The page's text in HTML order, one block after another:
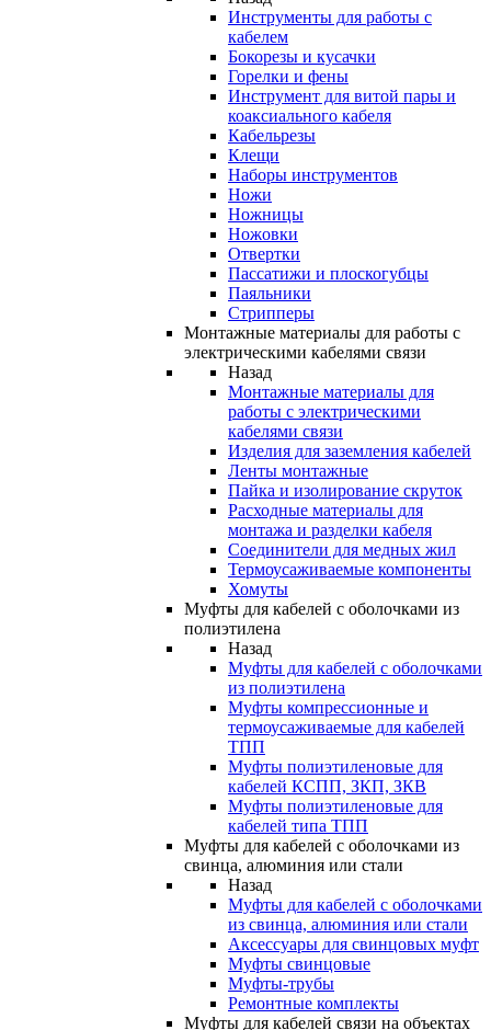
Инструменты для работы с
кабелем
Бокорезы и кусачки
Горелки и фены
Инструмент для витой пары и
коаксиального кабеля
Кабельрезы
Клещи
Наборы инструментов
Ножи
Ножницы
Ножовки
Отвертки
Пассатижи и плоскогубцы
Паяльники
Стрипперы
Монтажные материалы для работы с
электрическими кабелями связи
Назад
Монтажные материалы для
работы с электрическими
кабелями связи
Изделия для заземления кабелей
Ленты монтажные
Пайка и изолирование скруток
Расходные материалы для
монтажа и разделки кабеля
Соединители для медных жил
Термоусаживаемые компоненты
Хомуты
Муфты для кабелей с оболочками из
полиэтилена
Назад
Муфты для кабелей с оболочками
из полиэтилена
Муфты компрессионные и
термоусаживаемые для кабелей
ТПП
Муфты полиэтиленовые для
кабелей КСПП, ЗКП, ЗКВ
Муфты полиэтиленовые для
кабелей типа ТПП
Муфты для кабелей с оболочками из
свинца, алюминия или стали
Назад
Муфты для кабелей с оболочками
из свинца, алюминия или стали
Аксессуары для свинцовых муфт
Муфты свинцовые
Муфты-трубы
Ремонтные комплекты
Муфты для кабелей связи на объектах